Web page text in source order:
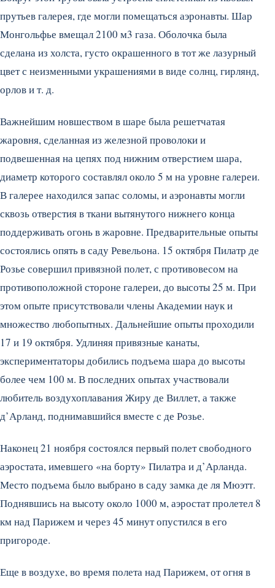
прутьев галерея, где могли помещаться аэронавты. Шар
Монгольфье вмещал 2100 м3 газа. Оболочка была
сделана из холста, густо окрашенного в тот же лазурный
цвет с неизменными украшениями в виде солнц, гирлянд,
орлов и т. д.
Важнейшим новшеством в шаре была решетчатая
жаровня, сделанная из железной проволоки и
подвешенная на цепях под нижним отверстием шара,
диаметр которого составлял около 5 м на уровне галереи.
В галерее находился запас соломы, и аэронавты могли
сквозь отверстия в ткани вытянутого нижнего конца
поддерживать огонь в жаровне. Предварительные опыты
состоялись опять в саду Ревельона. 15 октября Пилатр де
Розье совершил привязной полет, с противовесом на
противоположной стороне галереи, до высоты 25 м. При
этом опыте присутствовали члены Академии наук и
множество любопытных. Дальнейшие опыты проходили
17 и 19 октября. Удлиняя привязные канаты,
экспериментаторы добились подъема шара до высоты
более чем 100 м. В последних опытах участвовали
любитель воздухоплавания Жиру де Виллет, а также
д’Арланд, поднимавшийся вместе с де Розье.
Наконец 21 ноября состоялся первый полет свободного
аэростата, имевшего «на борту» Пилатра и д’Арланда.
Место подъема было выбрано в саду замка де ля Мюэтт.
Поднявшись на высоту около 1000 м, аэростат пролетел 8
км над Парижем и через 45 минут опустился в его
пригороде.
Еще в воздухе, во время полета над Парижем, от огня в